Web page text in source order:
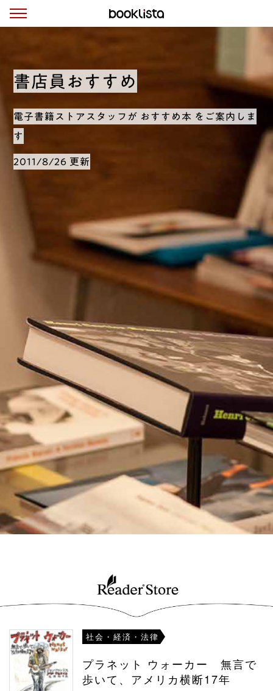
書店員おすすめ
電子書籍ストアスタッフが おすすめ本 をご案内しま
す
2011/8/26 更新
社会・経済・法律
プラネット ウォーカー 無言で
歩いて、アメリカ横断17年